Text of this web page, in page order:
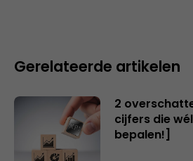
Gerelateerde artikelen
2 overschatte
cijfers die
bepalen!]